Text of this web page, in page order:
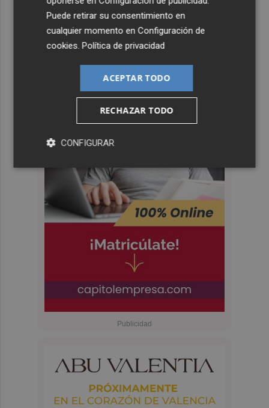
Puede retirar su consentimiento en
cualquier momento enConfiguración de
cookies.Política de privacidad
ACEPTAR TODO
RECHAZAR TODO
CONFIGURAR